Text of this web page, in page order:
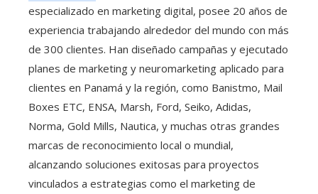
especializado en marketing digital, posee 20 años de
experiencia trabajando alrededor del mundo con más
de 300 clientes. Han diseñado campañas y ejecutado
planes de marketing y neuromarketing aplicado para
clientes en Panamá y la región, como Banistmo, Mail
Boxes ETC, ENSA, Marsh, Ford, Seiko, Adidas,
Norma, Gold Mills, Nautica, y muchas otras grandes
marcas de reconocimiento local o mundial,
alcanzando soluciones exitosas para proyectos
vinculados a estrategias como el marketing de